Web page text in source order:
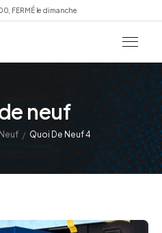
FERMÉ le dimanche
neuf
/ Quoi De Neuf 4